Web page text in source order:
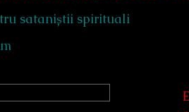
sataniștii spirituali